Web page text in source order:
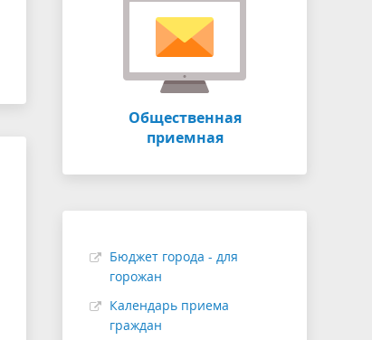
Общественная
приемная
Бюджет города - для
горожан
Календарь приема
граждан